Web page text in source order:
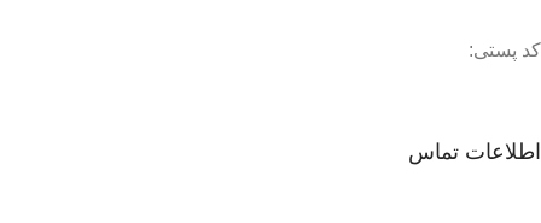
کد پستی:
اطلاعات تماس